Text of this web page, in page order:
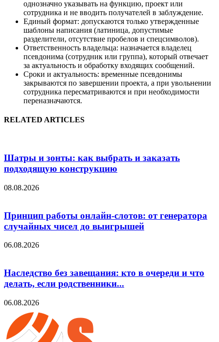
однозначно указывать на функцию, проект или
сотрудника и не вводить получателей в заблуждение.
Единый формат: допускаются только утвержденные
шаблоны написания (латиница, допустимые
разделители, отсутствие пробелов и спецсимволов).
Ответственность владельца: назначается владелец
псевдонима (сотрудник или группа), который отвечает
за актуальность и обработку входящих сообщений.
Сроки и актуальность: временные псевдонимы
закрываются по завершении проекта, а при увольнении
сотрудника пересматриваются и при необходимости
переназначаются.
RELATED ARTICLES
Шатры и зонты: как выбрать и заказать
подходящую конструкцию
08.08.2026
Принцип работы онлайн-слотов: от генератора
случайных чисел до выигрышей
06.08.2026
Наследство без завещания: кто в очереди и что
делать, если родственники...
06.08.2026